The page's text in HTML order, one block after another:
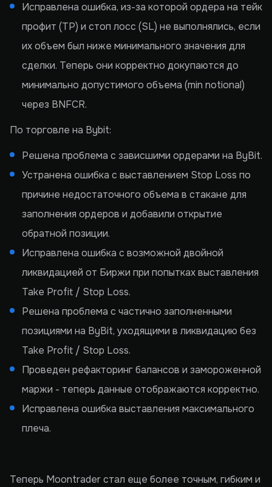
Исправлена ошибка, из-за которой ордера на тейк
профит (TP) и стоп лосс (SL) не выполнялись, если
их объем был ниже минимального значения для
сделки. Теперь они корректно докупаются до
минимально допустимого объема (min notional)
через BNFCR.
По торговле на Bybit:
Решена проблема с зависшими ордерами на ByBit.
Устранена ошибка с выставлением Stop Loss по
причине недостаточного объема в стакане для
заполнения ордеров и добавили открытие
обратной позиции.
Исправлена ошибка с возможной двойной
ликвидацией от Биржи при попытках выставления
Take Profit / Stop Loss.
Решена проблема с частично заполненными
позициями на ByBit, уходящими в ликвидацию без
Take Profit / Stop Loss.
Проведен рефакторинг балансов и замороженной
маржи - теперь данные отображаются корректно.
Исправлена ошибка выставления максимального
плеча.
Теперь Moontrader стал еще более точным, гибким и